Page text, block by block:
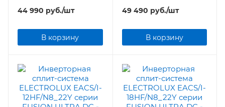
серии FUSION ULTRA DC
44 990 руб./шт
В корзину
серии FUSION ULTRA DC
49 490 руб./шт
В корзину